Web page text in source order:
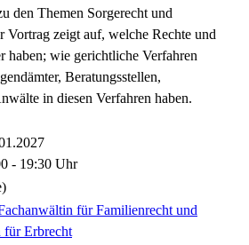
den Themen Sorgerecht und
Vortrag zeigt auf, welche Rechte und
haben; wie gerichtliche Verfahren
Beratungsstellen,
in diesen Verfahren haben.
- 19:30 Uhr
für Familienrecht und
für Erbrecht